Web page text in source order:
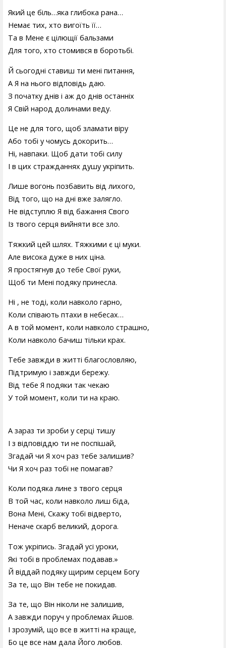
Який це біль…яка глибока рана…
Немає тих, хто вигоїть її…
Та в Мене є цілющії бальзами
Для того, хто стомився в боротьбі.
Й сьогодні ставиш ти мені питання,
А Я на нього відповідь даю.
З початку днів і аж до днів останніх
Я Свій народ долинами веду.
Це не для того, щоб зламати віру
Або тобі у чомусь докорить…
Ні, навпаки. Щоб дати тобі силу
І в цих стражданнях душу укріпить.
Лише вогонь позбавить від лихого,
Від того, що на дні вже залягло.
Не відступлю Я від бажання Свого
Із твого серця вийняти все зло.
Тяжкий цей шлях. Тяжкими є ці муки.
Але висока дуже в них ціна.
Я простягнув до тебе Свої руки,
Щоб ти Мені подяку принесла.
Ні , не тоді, коли навколо гарно,
Коли співають птахи в небесах…
А в той момент, коли навколо страшно,
Коли навколо бачиш тільки крах.
Тебе завжди в житті благословляю,
Підтримую і завжди бережу.
Від тебе Я подяки так чекаю
У той момент, коли ти на краю.
А зараз ти зроби у серці тишу
І з відповіддю ти не поспішай,
Згадай чи Я хоч раз тебе залишив?
Чи Я хоч раз тобі не помагав?
Коли подяка лине з твого серця
В той час, коли навколо лиш біда,
Вона Мені, Скажу тобі відверто,
Неначе скарб великий, дорога.
Тож укріпись. Згадай усі уроки,
Які тобі в проблемах подавав.»
Й віддай подяку щирим серцем Богу
За те, що Він тебе не покидав.
За те, що Він ніколи не залишив,
А завжди поруч у проблемах йшов.
І зрозумій, що все в житті на краще,
Бо це все нам дала Його любов.